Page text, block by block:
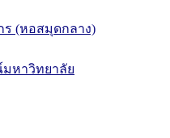
ร (หอสมุดกลาง)
หาวิทยาลัย